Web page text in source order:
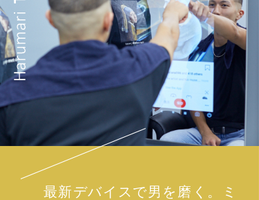
最新デバイスで男を磨く。ミ